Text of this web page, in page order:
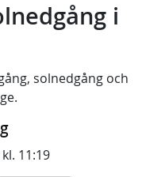
i
, solnedgång och
.
11:19